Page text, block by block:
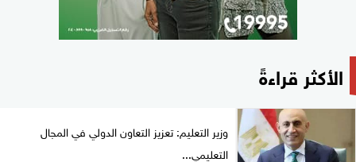
الأكثر قراءةً
وزير التعليم: تعزيز التعاون الدولي في المجال
التعليمي...